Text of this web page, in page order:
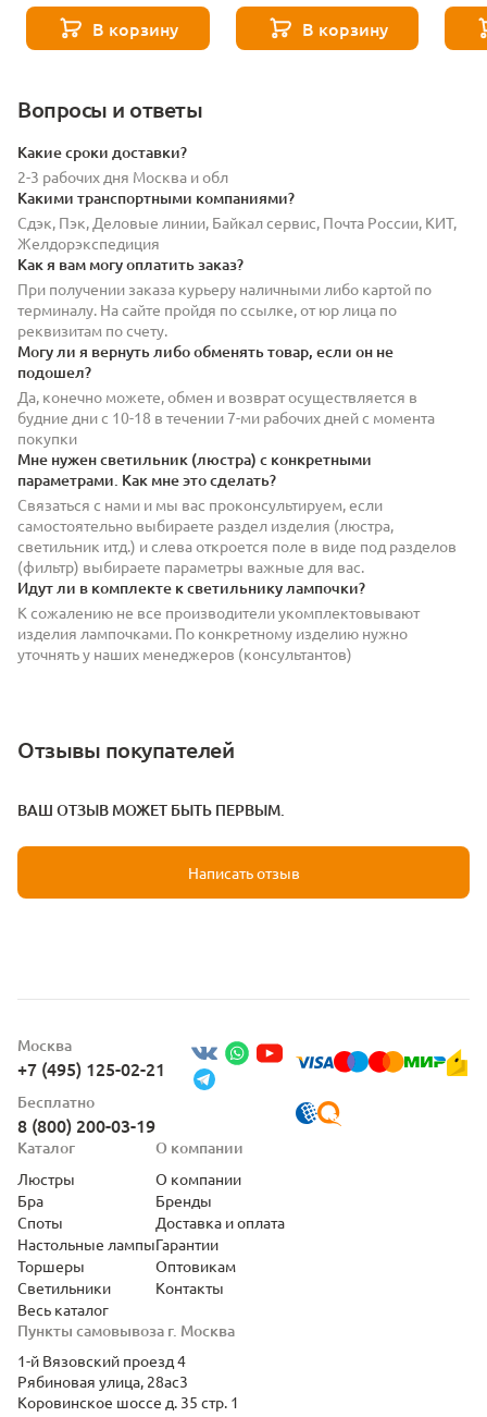
В корзину В корзину
Вопросы и ответы
Какие сроки доставки?
2-3 рабочих дня Москва и обл
Какими транспортными компаниями?
Сдэк, Пэк, Деловые линии, Байкал сервис, Почта России, КИТ,
Желдорэкспедиция
Как я вам могу оплатить заказ?
При получении заказа курьеру наличными либо картой по
терминалу. На сайте пройдя по ссылке, от юр лица по
реквизитам по счету.
Могу ли я вернуть либо обменять товар, если он не
подошел?
Да, конечно можете, обмен и возврат осуществляется в
будние дни с 10-18 в течении 7-ми рабочих дней с момента
покупки
Мне нужен светильник (люстра) с конкретными
параметрами. Как мне это сделать?
Связаться с нами и мы вас проконсультируем, если
самостоятельно выбираете раздел изделия (люстра,
светильник итд.) и слева откроется поле в виде под разделов
(фильтр) выбираете параметры важные для вас.
Идут ли в комплекте к светильнику лампочки?
К сожалению не все производители укомплектовывают
изделия лампочками. По конкретному изделию нужно
уточнять у наших менеджеров (консультантов)
Отзывы покупателей
ВАШ ОТЗЫВ МОЖЕТ БЫТЬ ПЕРВЫМ.
Написать отзыв
Москва
+7 (495) 125-02-21
Бесплатно
8 (800) 200-03-19
Пункты самовывоза г. Москва
1-й Вязовский проезд 4
Рябиновая улица, 28ас3
Коровинское шоссе д. 35 стр. 1
Каталог
Люстры
Бра
Споты
Настольные лампы
Торшеры
Светильники
Весь каталог
О компании
О компании
Бренды
Доставка и оплата
Гарантии
Оптовикам
Контакты